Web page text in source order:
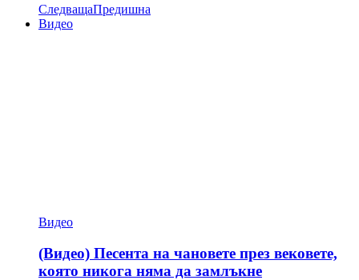
СледващаПредишна
Видео
Видео
(Видео) Песента на чановете през вековете,
която никога няма да замлъкне